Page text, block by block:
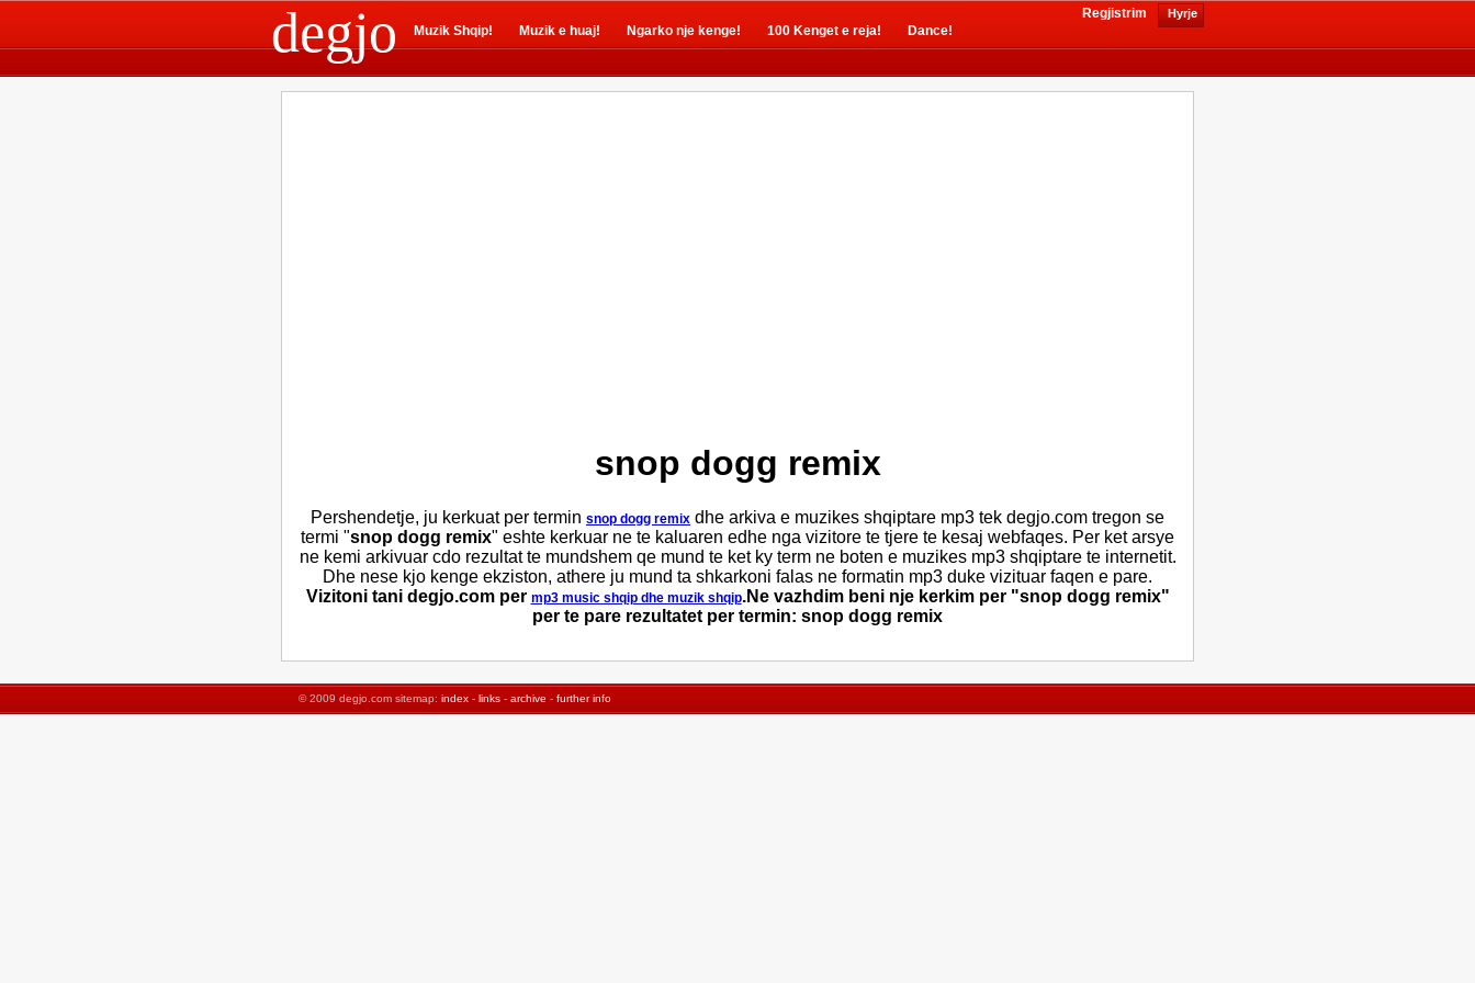
degjo Muzik Shqip! Muzik e huaj! Ngarko nje kenge! 100 Kenget e reja! Dance!
Hyrje
Regjistrim
snop dogg remix
Pershendetje, ju kerkuat per termin snop dogg remix dhe arkiva e muzikes shqiptare mp3 tek degjo.com tregon se
termi "snop dogg remix" eshte kerkuar ne te kaluaren edhe nga vizitore te tjere te kesaj webfaqes. Per ket arsye
ne kemi arkivuar cdo rezultat te mundshem qe mund te ket ky term ne boten e muzikes mp3 shqiptare te internetit.
Dhe nese kjo kenge ekziston, athere ju mund ta shkarkoni falas ne formatin mp3 duke vizituar faqen e pare.
Vizitoni tani degjo.com per mp3 music shqip dhe muzik shqip.Ne vazhdim beni nje kerkim per "snop dogg remix"
per te pare rezultatet per termin: snop dogg remix
© 2009 degjo.com sitemap: index - links - archive - further info